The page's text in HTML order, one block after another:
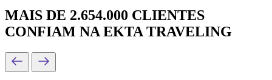
MAIS DE 2.654.000 CLIENTES
CONFIAM NA EKTA TRAVELING